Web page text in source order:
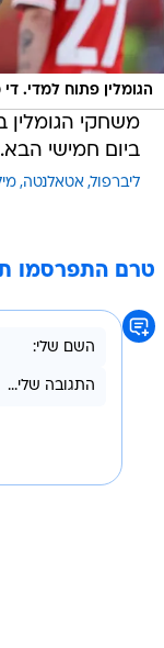
הגומלין פתוח למדי. די
משחקי הגומלין
ביום חמישי הבא.
ליברפול אטאלנטה
טרם התפרסמו